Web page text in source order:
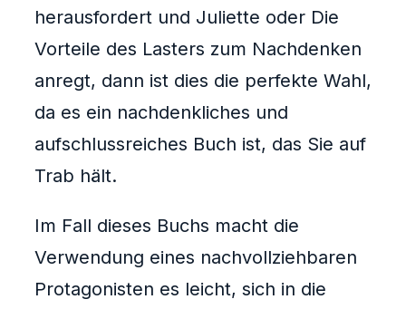
herausfordert und Juliette oder Die
Vorteile des Lasters zum Nachdenken
anregt, dann ist dies die perfekte Wahl,
da es ein nachdenkliches und
aufschlussreiches Buch ist, das Sie auf
Trab hält.
Im Fall dieses Buchs macht die
Verwendung eines nachvollziehbaren
Protagonisten es leicht, sich in die